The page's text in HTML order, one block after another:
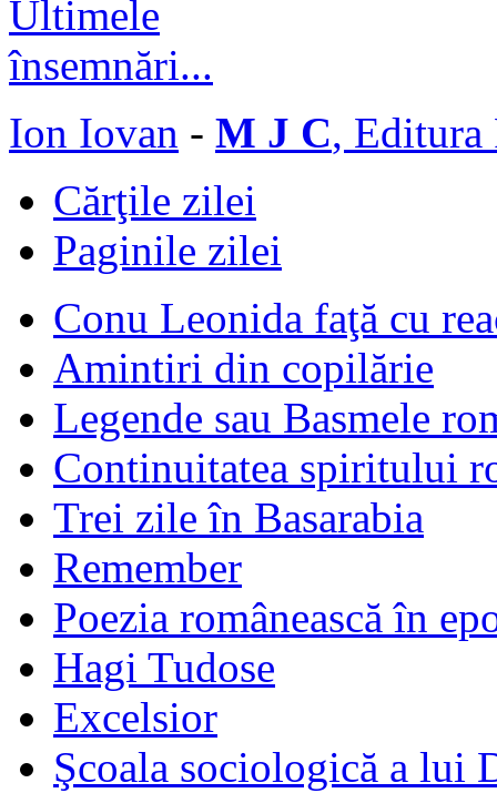
Ion Iovan - M J C, Editura
Cărţile zilei
Paginile zilei
Conu Leonida faţă cu
Amintiri din copilărie
Legende sau Basmele
Continuitatea spiritului
Trei zile în Basarabia
Remember
Poezia românească în
Hagi Tudose
Excelsior
Şcoala sociologică a lui